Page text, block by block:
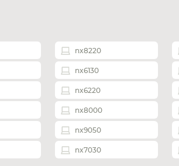
nx8220
nx6130
nx6220
nx8000
nx9050
nx7030